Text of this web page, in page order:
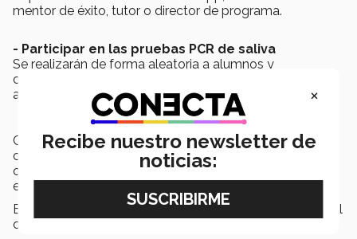
mentor de éxito, tutor o director de programa.
- Participar en las pruebas PCR de saliva
Se realizarán de forma aleatoria a alumnos y
colaboradores. En caso de ser seleccionado, deberás
asistir en el día y la hora que te corresponda.
Cabe mencionar que cualquier cambio en las
condiciones establecidas por las autoridades federales
o estatales será notificado oportunamente, vía correo
electrónico.
Estas condiciones deben considerarse para el regreso al
campus.
×
Recibe nuestro newsletter de
noticias: